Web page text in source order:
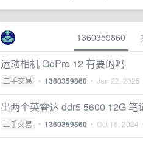
1360359860
运动相机 GoPro 12 有要的吗
二手交易 • 1360359860 • Jan 22, 2025
出两个英睿达 ddr5 5600 12G 笔
二手交易 • 1360359860 • Oct 16, 2024